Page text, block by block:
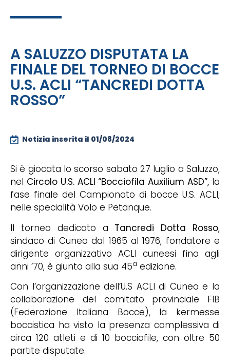
A SALUZZO DISPUTATA LA
FINALE DEL TORNEO DI BOCCE
U.S. ACLI “TANCREDI DOTTA
ROSSO”
Notizia inserita il 01/08/2024
Si è giocata lo scorso sabato 27 luglio a Saluzzo,
nel Circolo U.S. ACLI “Bocciofila Auxilium ASD”, la
fase finale del Campionato di bocce U.S. ACLI,
nelle specialità Volo e Petanque.
Il torneo dedicato a Tancredi Dotta Rosso,
sindaco di Cuneo dal 1965 al 1976, fondatore e
dirigente organizzativo ACLI cuneesi fino agli
anni ’70, è giunto alla sua 45a edizione.
Con l’organizzazione dell’U.S ACLI di Cuneo e la
collaborazione del comitato provinciale FIB
(Federazione Italiana Bocce), la kermesse
boccistica ha visto la presenza complessiva di
circa 120 atleti e di 10 bocciofile, con oltre 50
partite disputate.